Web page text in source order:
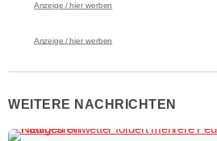
Anzeige / hier werben
Anzeige / hier werben
WEITERE NACHRICHTEN